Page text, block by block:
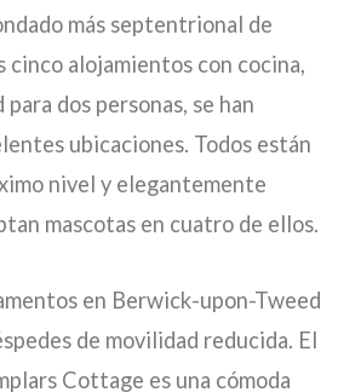
más septentrional de
alojamientos con cocina,
dos personas, se han
ubicaciones. Todos están
nivel y elegantemente
mascotas en cuatro de ellos.
en Berwick-upon-Tweed
de movilidad reducida. El
Cottage es una cómoda